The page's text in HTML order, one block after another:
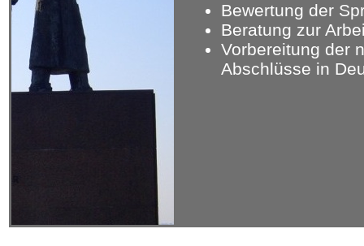
Bewertung der
Beratung zur
Vorbereitung der
Abschlüsse in